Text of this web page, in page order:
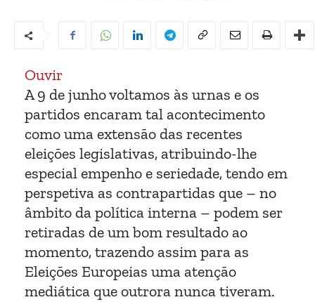
Ouvir
A 9 de junho voltamos às urnas e os
partidos encaram tal acontecimento
como uma extensão das recentes
eleições legislativas, atribuindo-lhe
especial empenho e seriedade, tendo em
perspetiva as contrapartidas que – no
âmbito da política interna – podem ser
retiradas de um bom resultado ao
momento, trazendo assim para as
Eleições Europeias uma atenção
mediática que outrora nunca tiveram.